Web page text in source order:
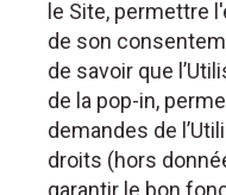
le Site, permettre
de son
de savoir que
de la pop-in,
demandes de
droits (hors
garantir le bon